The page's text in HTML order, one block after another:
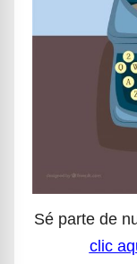
Sé parte de
clic